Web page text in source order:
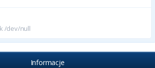
/dev/null
Informacje